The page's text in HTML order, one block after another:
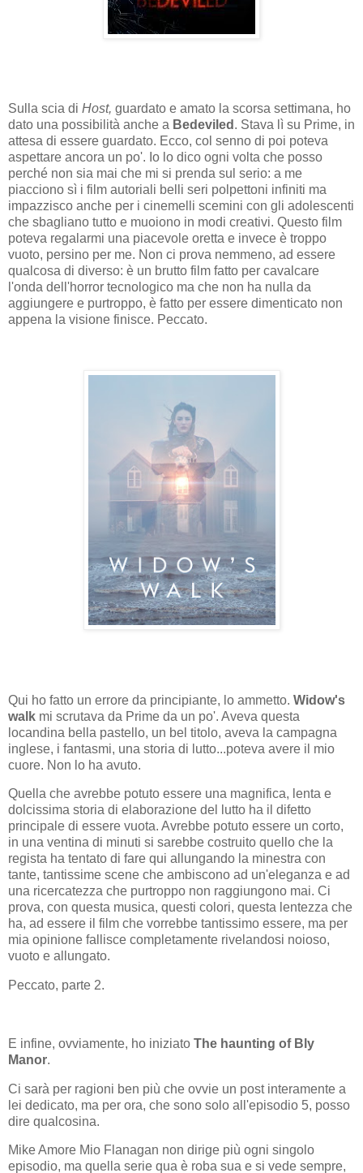
Sulla scia di Host, guardato e amato la scorsa settimana, ho
dato una possibilità anche a Bedeviled . Stava lì su Prime, in
attesa di essere guardato. Ecco, col senno di poi poteva
aspettare ancora un po'. Io lo dico ogni volta che posso
perché non sia mai che mi si prenda sul serio: a me
piacciono sì i film autoriali belli seri polpettoni infiniti ma
impazzisco anche per i cinemelli scemini con gli adolescenti
che sbagliano tutto e muoiono in modi creativi. Questo film
poteva regalarmi una piacevole oretta e invece è troppo
vuoto, persino per me. Non ci prova nemmeno, ad essere
qualcosa di diverso: è un brutto film fatto per cavalcare
l'onda dell'horror tecnologico ma che non ha nulla da
aggiungere e purtroppo, è fatto per essere dimenticato non
appena la visione finisce. Peccato.
Qui ho fatto un errore da principiante, lo ammetto. Widow's
walk mi scrutava da Prime da un po'. Aveva questa
locandina bella pastello, un bel titolo, aveva la campagna
inglese, i fantasmi, una storia di lutto...poteva avere il mio
cuore. Non lo ha avuto.
Quella che avrebbe potuto essere una magnifica, lenta e
dolcissima storia di elaborazione del lutto ha il difetto
principale di essere vuota. Avrebbe potuto essere un corto,
in una ventina di minuti si sarebbe costruito quello che la
regista ha tentato di fare qui allungando la minestra con
tante, tantissime scene che ambiscono ad un'eleganza e ad
una ricercatezza che purtroppo non raggiungono mai. Ci
prova, con questa musica, questi colori, questa lentezza che
ha, ad essere il film che vorrebbe tantissimo essere, ma per
mia opinione fallisce completamente rivelandosi noioso,
vuoto e allungato.
Peccato, parte 2.
E infine, ovviamente, ho iniziato The haunting of Bly
Manor.
Ci sarà per ragioni ben più che ovvie un post interamente a
lei dedicato, ma per ora, che sono solo all'episodio 5, posso
dire qualcosina.
Mike Amore Mio Flanagan non dirige più ogni singolo
episodio, ma quella serie qua è roba sua e si vede sempre,